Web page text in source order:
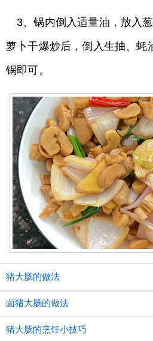
3、锅内倒入适量油，放入
萝卜干爆炒后，倒入生抽、蚝
锅即可。
猪大肠的做法
卤猪大肠的做法
猪大肠的烹饪小技巧